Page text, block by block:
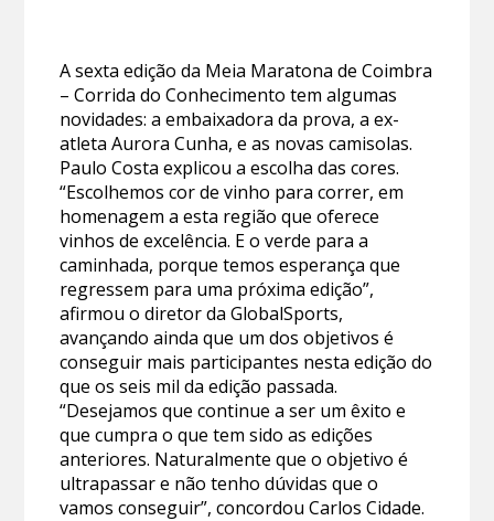
A sexta edição da Meia Maratona de Coimbra
– Corrida do Conhecimento tem algumas
novidades: a embaixadora da prova, a ex-
atleta Aurora Cunha, e as novas camisolas.
Paulo Costa explicou a escolha das cores.
“Escolhemos cor de vinho para correr, em
homenagem a esta região que oferece
vinhos de excelência. E o verde para a
caminhada, porque temos esperança que
regressem para uma próxima edição”,
afirmou o diretor da GlobalSports,
avançando ainda que um dos objetivos é
conseguir mais participantes nesta edição do
que os seis mil da edição passada.
“Desejamos que continue a ser um êxito e
que cumpra o que tem sido as edições
anteriores. Naturalmente que o objetivo é
ultrapassar e não tenho dúvidas que o
vamos conseguir”, concordou Carlos Cidade.